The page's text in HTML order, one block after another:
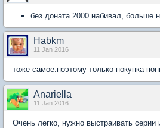
без доната 2000 набивал, больше
Habkm
11 Jan 2016
тоже самое.поэтому только покупка
Anariella
11 Jan 2016
Очень легко, нужно выстраивать серии